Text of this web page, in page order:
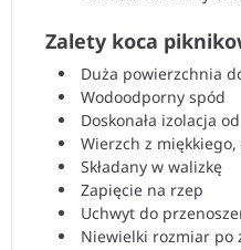
Zalety koca
Duża powierzchnia
Wodoodporny spód
Doskonała izolacja
Wierzch z
Składany w walizkę
Zapięcie na rzep
Uchwyt do
Niewielki rozmiar po